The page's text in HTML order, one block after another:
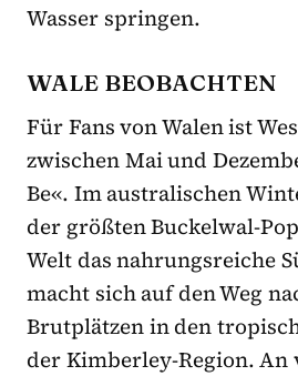
Wasser springen.
WALE BEOBACHTEN
Für Fans von Walen ist
zwischen Mai und
Be«. Im australischen
der größten Buckelwal-
Welt das nahrungsreiche
macht sich auf den Weg
Brutplätzen in den
der Kimberley-Region. An